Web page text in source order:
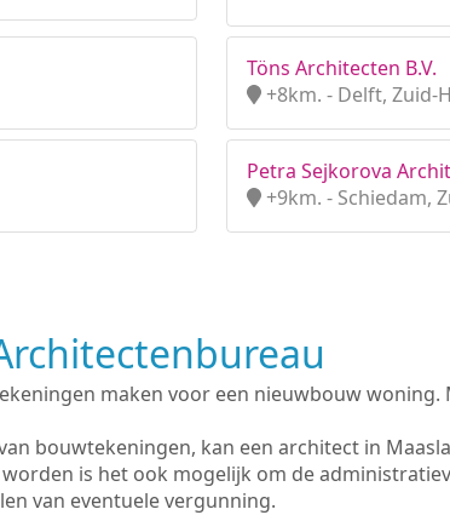
Töns Architecten B.V.
+8km. - Delft, Zuid-
Petra Sejkorova
+9km. - Schiedam,
maken voor een nieuwbouw woning.
bouwtekeningen, kan een architect in
is het ook mogelijk om de
van eventuele vergunning.